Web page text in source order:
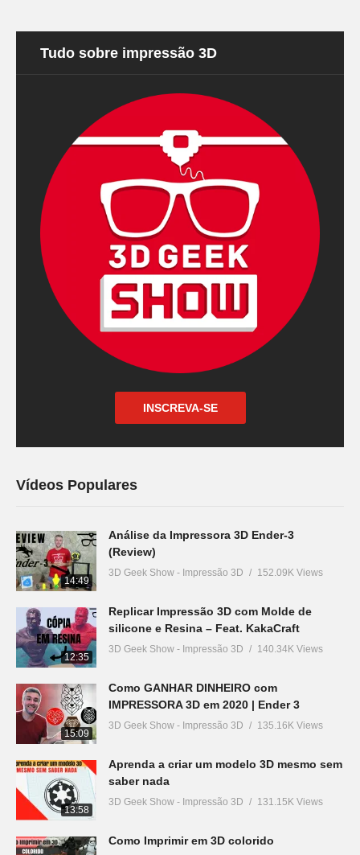
Tudo sobre impressão 3D
INSCREVA-SE
Vídeos Populares
14:49
Análise da Impressora 3D Ender-3
(Review)
3D Geek Show - Impressão 3D 152.09K Views
12:35
Replicar Impressão 3D com Molde de
silicone e Resina – Feat. KakaCraft
3D Geek Show - Impressão 3D 140.34K Views
15:09
Como GANHAR DINHEIRO com
IMPRESSORA 3D em 2020 | Ender 3
3D Geek Show - Impressão 3D 135.16K Views
13:58
Aprenda a criar um modelo 3D mesmo sem
saber nada
3D Geek Show - Impressão 3D 131.15K Views
Como Imprimir em 3D colorido